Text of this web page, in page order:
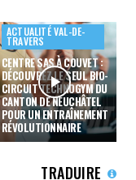
ACTUALITÉ VAL-DE-
TRAVERS
CENTRE SAS À COUVET :
DÉCOUVREZ LE SEUL BIO-
CIRCUIT TECHNOGYM DU
CANTON DE NEUCHÂTEL
POUR UN ENTRAÎNEMENT
RÉVOLUTIONNAIRE
TRADUIRE